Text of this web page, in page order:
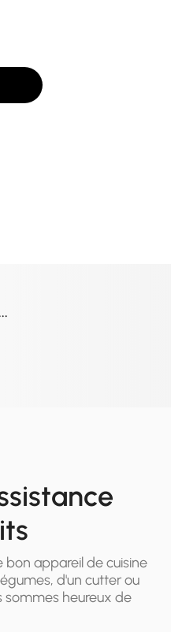
bon appareil de cuisine
d'un cutter ou
sommes heureux de